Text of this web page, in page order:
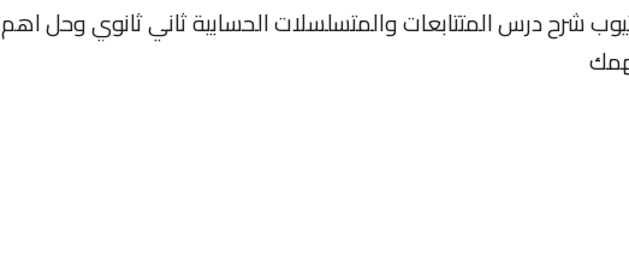
شرح درس المتتابعات والمتسلسلات الحسابية ثاني ثانوي وحل اهم